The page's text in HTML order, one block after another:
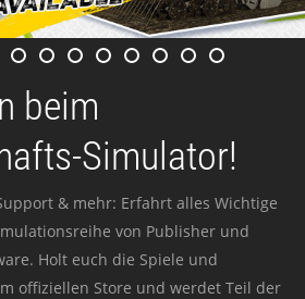
beim
Simulator!
& mehr: Erfahrt alles Wichtige
von Publisher und
Holt euch die Spiele und
offiziellen Store und werdet Teil der